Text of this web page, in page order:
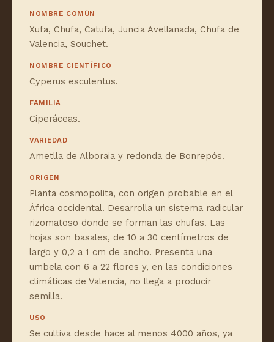
NOMBRE COMÚN
Xufa, Chufa, Catufa, Juncia Avellanada, Chufa de
Valencia, Souchet.
NOMBRE CIENTÍFICO
Cyperus esculentus.
FAMILIA
Ciperáceas.
VARIEDAD
Ametlla de Alboraia y redonda de Bonrepós.
ORIGEN
Planta cosmopolita, con origen probable en el
África occidental. Desarrolla un sistema radicular
rizomatoso donde se forman las chufas. Las
hojas son basales, de 10 a 30 centímetros de
largo y 0,2 a 1 cm de ancho. Presenta una
umbela con 6 a 22 flores y, en las condiciones
climáticas de Valencia, no llega a producir
semilla.
USO
Se cultiva desde hace al menos 4000 años, ya